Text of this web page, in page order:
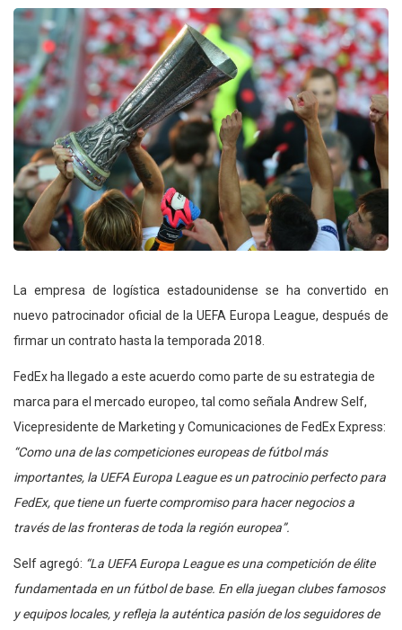
La empresa de logística estadounidense se ha convertido en
nuevo patrocinador oficial de la UEFA Europa League, después de
firmar un contrato hasta la temporada 2018.
FedEx ha llegado a este acuerdo como parte de su estrategia de
marca para el mercado europeo, tal como señala Andrew Self,
Vicepresidente de Marketing y Comunicaciones de FedEx Express:
“Como una de las competiciones europeas de fútbol más
importantes, la UEFA Europa League es un patrocinio perfecto para
FedEx, que tiene un fuerte compromiso para hacer negocios a
través de las fronteras de toda la región europea”.
Self agregó: “La UEFA Europa League es una competición de élite
fundamentada en un fútbol de base. En ella juegan clubes famosos
y equipos locales, y refleja la auténtica pasión de los seguidores de